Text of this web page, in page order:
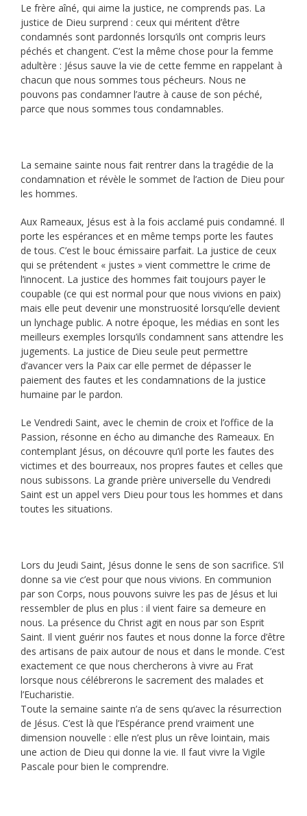
Le frère aîné, qui aime la justice, ne comprends pas. La
justice de Dieu surprend : ceux qui méritent d’être
condamnés sont pardonnés lorsqu’ils ont compris leurs
péchés et changent. C’est la même chose pour la femme
adultère : Jésus sauve la vie de cette femme en rappelant à
chacun que nous sommes tous pécheurs. Nous ne
pouvons pas condamner l’autre à cause de son péché,
parce que nous sommes tous condamnables.
La semaine sainte nous fait rentrer dans la tragédie de la
condamnation et révèle le sommet de l’action de Dieu pour
les hommes.
Aux Rameaux, Jésus est à la fois acclamé puis condamné. Il
porte les espérances et en même temps porte les fautes
de tous. C’est le bouc émissaire parfait. La justice de ceux
qui se prétendent « justes » vient commettre le crime de
l’innocent. La justice des hommes fait toujours payer le
coupable (ce qui est normal pour que nous vivions en paix)
mais elle peut devenir une monstruosité lorsqu’elle devient
un lynchage public. A notre époque, les médias en sont les
meilleurs exemples lorsqu’ils condamnent sans attendre les
jugements. La justice de Dieu seule peut permettre
d’avancer vers la Paix car elle permet de dépasser le
paiement des fautes et les condamnations de la justice
humaine par le pardon.
Le Vendredi Saint, avec le chemin de croix et l’office de la
Passion, résonne en écho au dimanche des Rameaux. En
contemplant Jésus, on découvre qu’il porte les fautes des
victimes et des bourreaux, nos propres fautes et celles que
nous subissons. La grande prière universelle du Vendredi
Saint est un appel vers Dieu pour tous les hommes et dans
toutes les situations.
Lors du Jeudi Saint, Jésus donne le sens de son sacrifice. S’il
donne sa vie c’est pour que nous vivions. En communion
par son Corps, nous pouvons suivre les pas de Jésus et lui
ressembler de plus en plus : il vient faire sa demeure en
nous. La présence du Christ agit en nous par son Esprit
Saint. Il vient guérir nos fautes et nous donne la force d’être
des artisans de paix autour de nous et dans le monde. C’est
exactement ce que nous chercherons à vivre au Frat
lorsque nous célébrerons le sacrement des malades et
l’Eucharistie.
Toute la semaine sainte n’a de sens qu’avec la résurrection
de Jésus. C’est là que l’Espérance prend vraiment une
dimension nouvelle : elle n’est plus un rêve lointain, mais
une action de Dieu qui donne la vie. Il faut vivre la Vigile
Pascale pour bien le comprendre.